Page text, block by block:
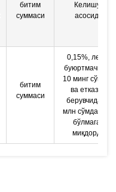
битим
суммаси
Келишув
асосида
битим
суммаси
0,15%, лекин
буюртмачидан
10 минг сўмдан
ва етказиб
берувчидан 4
млн сўмдан кўп
бўлмаган
миқдорда